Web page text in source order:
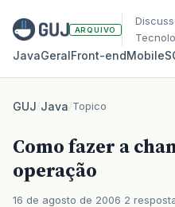
ARQUIVO
JavaGeralFront‑endMobile
GUJ/Java/Topico
Como fazer a
operação
16 de agosto de 2006 2